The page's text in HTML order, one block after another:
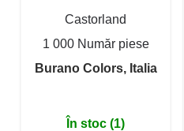
Castorland
1 000 Număr piese
Burano Colors, Italia
În stoc (1)